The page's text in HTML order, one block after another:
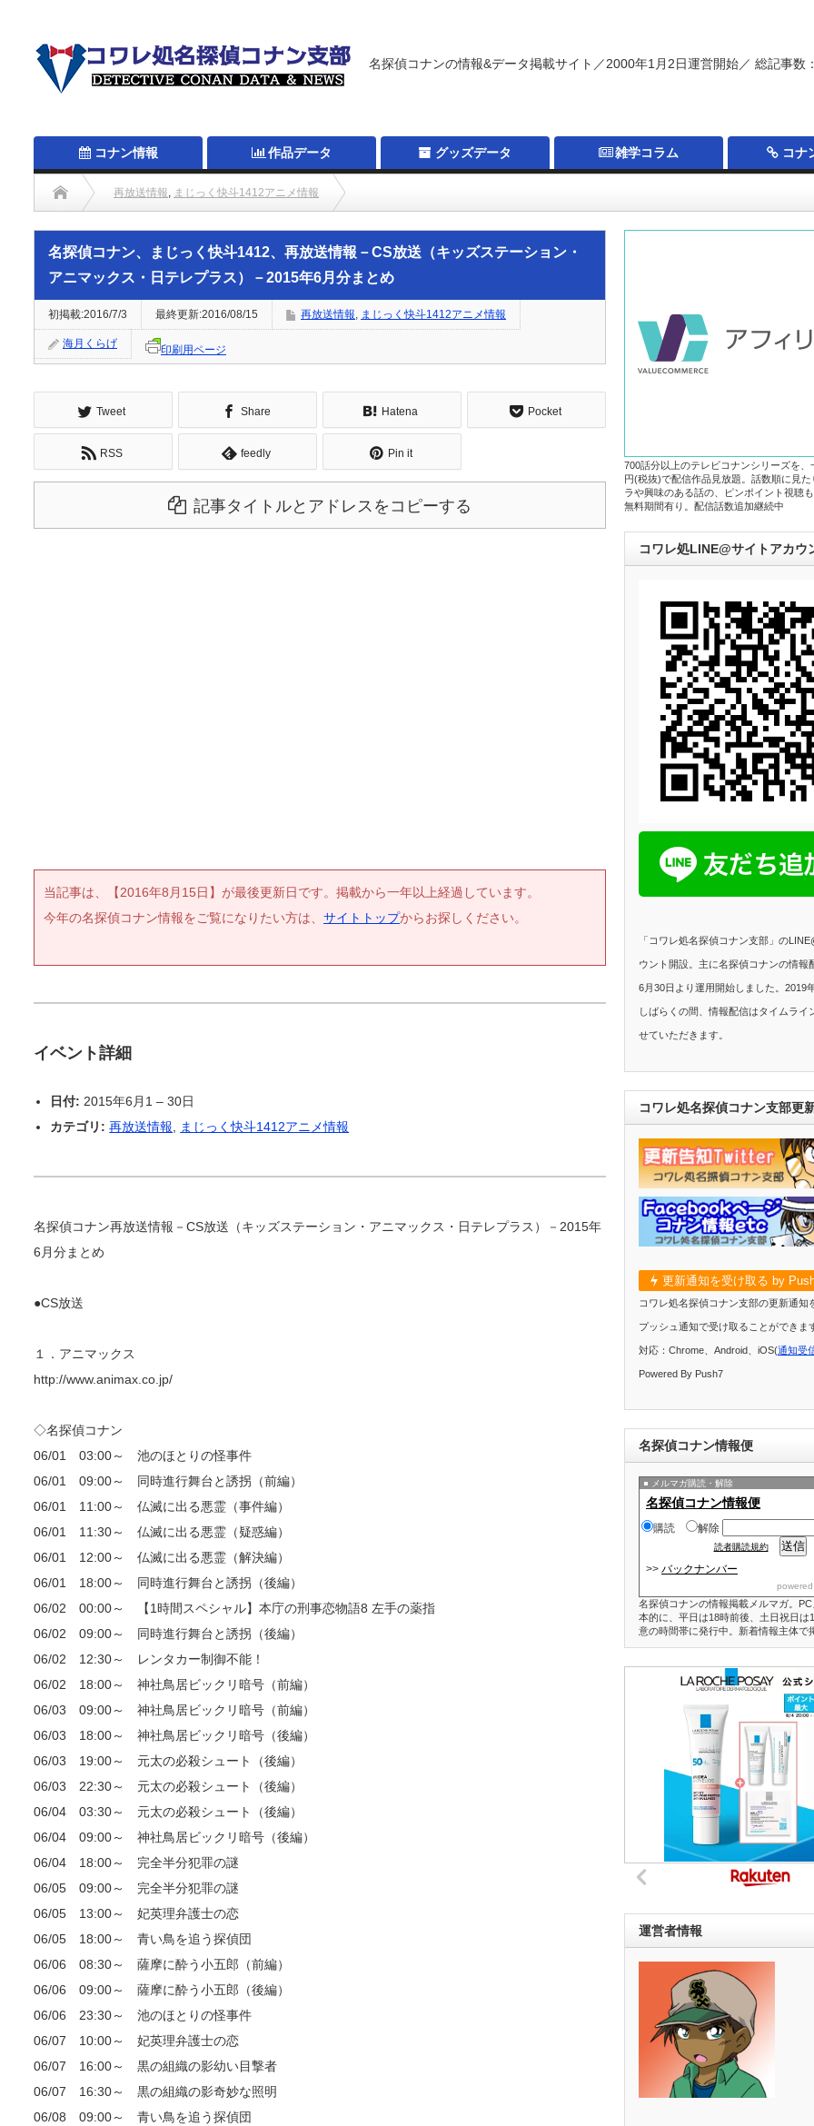
名探偵コナンの情報&データ掲載サイト／2000年1月2日運営開始／ 総記事数
コナン情報 作品データ グッズデータ 雑学コラム コナ
再放送情報, まじっく快斗1412アニメ情報
名探偵コナン、まじっく快斗1412、再放送情報－CS放送（キッズステーション・アニマックス・日テレプラス）－2015年6月分まとめ
名探偵コナン、まじっく快斗1412、再放送情報－CS放送（キッズステーション・
アニマックス・日テレプラス）－2015年6月分まとめ
初掲載:2016/7/3 最終更新:2016/08/15 再放送情報, まじっく快斗1412アニメ情報
海月くらげ 印刷用ページ
Tweet Share Hatena Pocket
RSS feedly Pin it
記事タイトルとアドレスをコピーする
当記事は、【2016年8月15日】が最後更新日です。掲載から一年以上経過しています。
今年の名探偵コナン情報をご覧になりたい方は、 サイトトップからお探しください。
イベント詳細
日付: 2015年6月1 –30日
カテゴリ: 再放送情報, まじっく快斗1412アニメ情報
名探偵コナン再放送情報－CS放送（キッズステーション・アニマックス・日テレプラス）－2015年
6月分まとめ
●CS放送
１．アニマックス
http://www.animax.co.jp/
◇名探偵コナン
06/01 03:00～ 池のほとりの怪事件
06/01 09:00～ 同時進行舞台と誘拐（前編）
06/01 11:00～ 仏滅に出る悪霊（事件編）
06/01 11:30～ 仏滅に出る悪霊（疑惑編）
06/01 12:00～ 仏滅に出る悪霊（解決編）
06/01 18:00～ 同時進行舞台と誘拐（後編）
06/02 00:00～ 【1時間スペシャル】本庁の刑事恋物語8 左手の薬指
06/02 09:00～ 同時進行舞台と誘拐（後編）
06/02 12:30～ レンタカー制御不能！
06/02 18:00～ 神社鳥居ビックリ暗号（前編）
06/03 09:00～ 神社鳥居ビックリ暗号（前編）
06/03 18:00～ 神社鳥居ビックリ暗号（後編）
06/03 19:00～ 元太の必殺シュート（後編）
06/03 22:30～ 元太の必殺シュート（後編）
06/04 03:30～ 元太の必殺シュート（後編）
06/04 09:00～ 神社鳥居ビックリ暗号（後編）
06/04 18:00～ 完全半分犯罪の謎
06/05 09:00～ 完全半分犯罪の謎
06/05 13:00～ 妃英理弁護士の恋
06/05 18:00～ 青い鳥を追う探偵団
06/06 08:30～ 薩摩に酔う小五郎（前編）
06/06 09:00～ 薩摩に酔う小五郎（後編）
06/06 23:30～ 池のほとりの怪事件
06/07 10:00～ 妃英理弁護士の恋
06/07 16:00～ 黒の組織の影幼い目撃者
06/07 16:30～ 黒の組織の影奇妙な照明
06/08 09:00～ 青い鳥を追う探偵団
700話分以上のテレビコナンシリーズを、
円(税抜)で配信作品見放題。話数順に見
ラや興味のある話の、ピンポイント視聴
無料期間有り。配信話数追加継続中
コワレ処LINE@サイトアカウ
「コワレ処名探偵コナン支部」の
ウント開設。主に名探偵コナンの情報
6月30日より運用開始しました。2019
しばらくの間、情報配信はタイムライ
せていただきます。
コワレ処名探偵コナン支部更
更新通知を受け取る by
コワレ処名探偵コナン支部の更新通知
プッシュ通知で受け取ることができま
対応：Chrome、Android、iOS(通知受
Powered By Push7
名探偵コナン情報便
メルマガ購読・解除
名探偵コナン情報便
購読 解除
読者購読規約
>> バックナンバー
名探偵コナンの情報掲載メルマガ。
本的に、平日は18時前後、土日祝日は
意の時間帯に発行中。新着情報主体で
運営者情報